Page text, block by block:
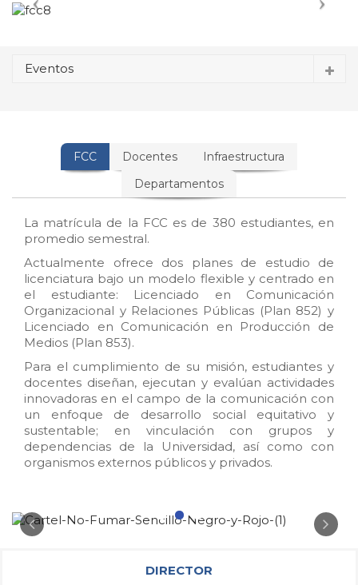
Eventos
FCC Docentes
Infraestructura
Departamentos
La matrícula de la FCC es de 380 estudiantes, en
promedio semestral.
Actualmente ofrece dos planes de estudio de
licenciatura bajo un modelo flexible y centrado en
el estudiante: Licenciado en Comunicación
Organizacional y Relaciones Públicas (Plan 852) y
Licenciado en Comunicación en Producción de
Medios (Plan 853).
Para el cumplimiento de su misión, estudiantes y
docentes diseñan, ejecutan y evalúan actividades
innovadoras en el campo de la comunicación con
un enfoque de desarrollo social equitativo y
sustentable; en vinculación con grupos y
dependencias de la Universidad, así como con
organismos externos públicos y privados.
DIRECTOR